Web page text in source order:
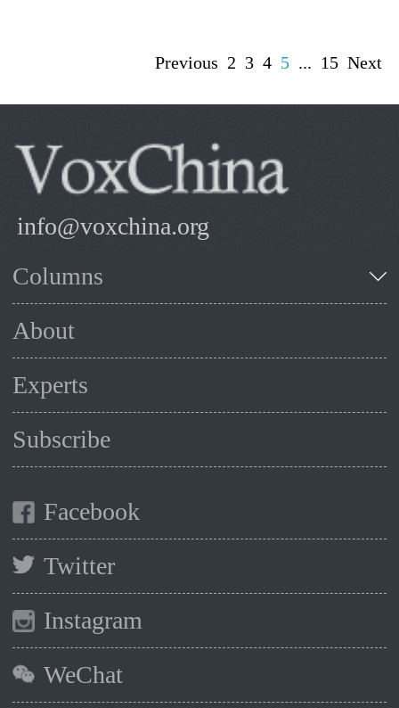
Previous 2 3 4 5 ... 15 Next
info@voxchina.org
Columns
About
Experts
Subscribe
Facebook
Twitter
Instagram
WeChat